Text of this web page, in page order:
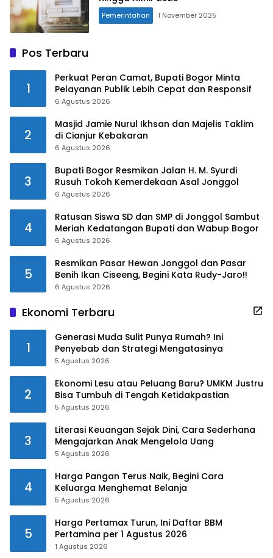
Pemerintahan 1 November 2025
Pos Terbaru
1
Perkuat Peran Camat, Bupati Bogor Minta
Pelayanan Publik Lebih Cepat dan Responsif
6 Agustus 2026
2
Masjid Jamie Nurul Ikhsan dan Majelis Taklim
di Cianjur Kebakaran
6 Agustus 2026
3
Bupati Bogor Resmikan Jalan H. M. Syurdi
Rusuh Tokoh Kemerdekaan Asal Jonggol
6 Agustus 2026
4
Ratusan Siswa SD dan SMP di Jonggol Sambut
Meriah Kedatangan Bupati dan Wabup Bogor
6 Agustus 2026
5
Resmikan Pasar Hewan Jonggol dan Pasar
Benih Ikan Ciseeng, Begini Kata Rudy-Jaro!!
6 Agustus 2026
Ekonomi Terbaru
1
Generasi Muda Sulit Punya Rumah? Ini
Penyebab dan Strategi Mengatasinya
5 Agustus 2026
2
Ekonomi Lesu atau Peluang Baru? UMKM Justru
Bisa Tumbuh di Tengah Ketidakpastian
5 Agustus 2026
3
Literasi Keuangan Sejak Dini, Cara Sederhana
Mengajarkan Anak Mengelola Uang
5 Agustus 2026
4
Harga Pangan Terus Naik, Begini Cara
Keluarga Menghemat Belanja
5 Agustus 2026
5
Harga Pertamax Turun, Ini Daftar BBM
Pertamina per 1 Agustus 2026
1 Agustus 2026